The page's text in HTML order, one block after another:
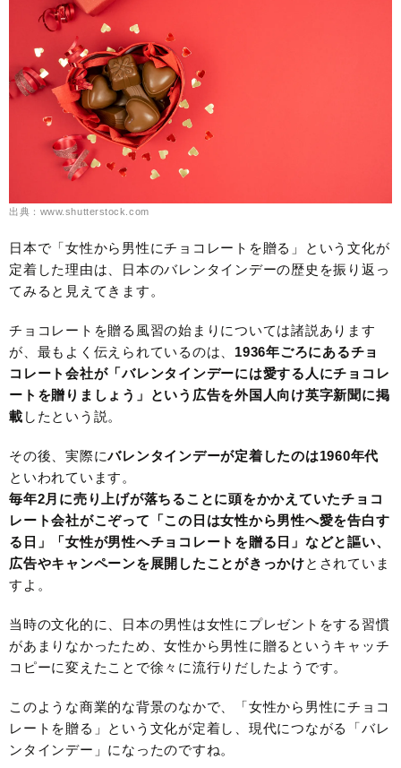
出典：www.shutterstock.com
日本で「女性から男性にチョコレートを贈る」という文化が
定着した理由は、日本のバレンタインデーの歴史を振り返っ
てみると見えてきます。
チョコレートを贈る風習の始まりについては諸説あります
が、最もよく伝えられているのは、 1936年ごろにあるチョ
コレート会社が「バレンタインデーには愛する人にチョコレ
ートを贈りましょう」という広告を外国人向け英字新聞に掲
載 したという説。
その後、実際にバレンタインデーが定着したのは1960年代
といわれています。
毎年2月に売り上げが落ちることに頭をかかえていたチョコ
レート会社がこぞって「この日は女性から男性へ愛を告白す
る日」「女性が男性へチョコレートを贈る日」などと謳い、
広告やキャンペーンを展開したことがきっかけとされていま
すよ。
当時の文化的に、日本の男性は女性にプレゼントをする習慣
があまりなかったため、女性から男性に贈るというキャッチ
コピーに変えたことで徐々に流行りだしたようです。
このような商業的な背景のなかで、「女性から男性にチョコ
レートを贈る」という文化が定着し、現代につながる「バレ
ンタインデー」になったのですね。